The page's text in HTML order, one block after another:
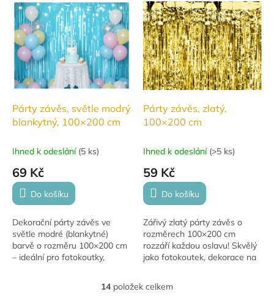
Párty závěs, světle modrý
blankytný, 100×200 cm
Ihned k odeslání (5 ks)
69 Kč
Do košíku
Dekorační párty závěs ve
světle modré (blankytné)
barvě o rozměru 100×200 cm
– ideální pro fotokoutky,
Párty závěs, zlatý,
100×200 cm
Ihned k odeslání (>5 ks)
59 Kč
Do košíku
Zářivý zlatý párty závěs o
rozměrech 100×200 cm
rozzáří každou oslavu! Skvělý
jako fotokoutek, dekorace na
O
14položek celkem